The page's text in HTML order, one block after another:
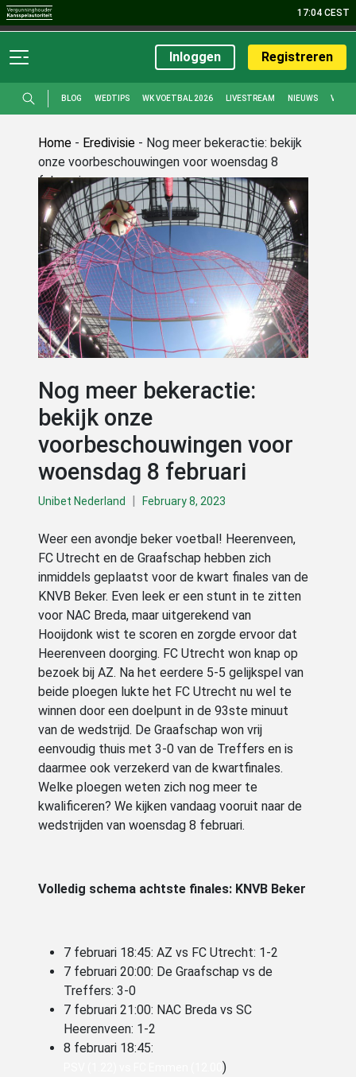
17:04 CEST
Sport Promoties
Inloggen Registreren
BLOG WEDTIPS WK VOETBAL 2026 LIVESTREAM NIEUWS
Home - Eredivisie - Nog meer bekeractie: bekijk
onze voorbeschouwingen voor woensdag 8
februari
Nog meer bekeractie:
bekijk onze
voorbeschouwingen voor
woensdag 8 februari
Unibet Nederland February 8, 2023
Weer een avondje beker voetbal! Heerenveen,
FC Utrecht en de Graafschap hebben zich
inmiddels geplaatst voor de kwart finales van de
KNVB Beker. Even leek er een stunt in te zitten
voor NAC Breda, maar uitgerekend van
Hooijdonk wist te scoren en zorgde ervoor dat
Heerenveen doorging. FC Utrecht won knap op
bezoek bij AZ. Na het eerdere 5-5 gelijkspel van
beide ploegen lukte het FC Utrecht nu wel te
winnen door een doelpunt in de 93ste minuut
van de wedstrijd. De Graafschap won vrij
eenvoudig thuis met 3-0 van de Treffers en is
daarmee ook verzekerd van de kwartfinales.
Welke ploegen weten zich nog meer te
kwalificeren? We kijken vandaag vooruit naar de
wedstrijden van woensdag 8 februari.
Volledig schema achtste finales: KNVB Beker
7 februari 18:45: AZ vs FC Utrecht: 1-2
7 februari 20:00: De Graafschap vs de
Treffers: 3-0
7 februari 21:00: NAC Breda vs SC
Heerenveen: 1-2
8 februari 18:45:
)